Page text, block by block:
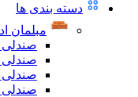
دسته بندی ها
مبلمان
صندلی
صندلی
صندلی